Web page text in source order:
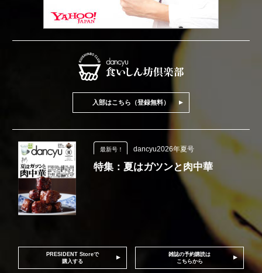
入部はこちら（登録無料）
最新号！ dancyu2026年夏号
特集：夏はガツンと肉中華
PRESIDENT Storeで
購入する
雑誌の予約購読は
こちらから